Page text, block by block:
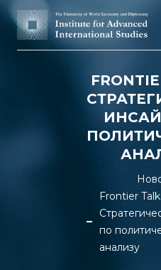
Frontier
по
анализу